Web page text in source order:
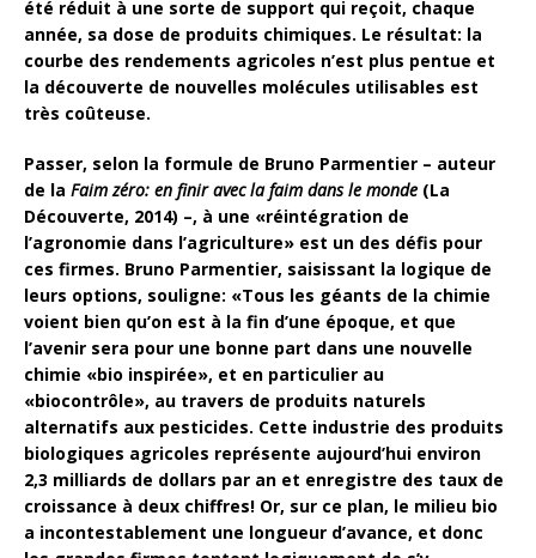
été réduit à une sorte de support qui reçoit, chaque
année, sa dose de produits chimiques. Le résultat: la
courbe des rendements agricoles n’est plus pentue et
la découverte de nouvelles molécules utilisables est
très coûteuse.
Passer, selon la formule de Bruno Parmentier – auteur
de la Faim zéro: en finir avec la faim dans le monde (La
Découverte, 2014) –, à une «réintégration de
l’agronomie dans l’agriculture» est un des défis pour
ces firmes. Bruno Parmentier, saisissant la logique de
leurs options, souligne: «Tous les géants de la chimie
voient bien qu’on est à la fin d’une époque, et que
l’avenir sera pour une bonne part dans une nouvelle
chimie «bio inspirée», et en particulier au
«biocontrôle», au travers de produits naturels
alternatifs aux pesticides. Cette industrie des produits
biologiques agricoles représente aujourd’hui environ
2,3 milliards de dollars par an et enregistre des taux de
croissance à deux chiffres! Or, sur ce plan, le milieu bio
a incontestablement une longueur d’avance, et donc